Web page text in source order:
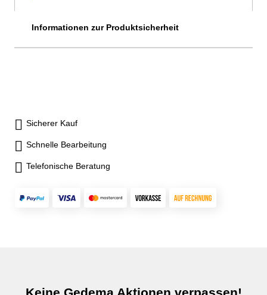
Informationen zur Produktsicherheit
Sicherer Kauf
Schnelle Bearbeitung
Telefonische Beratung